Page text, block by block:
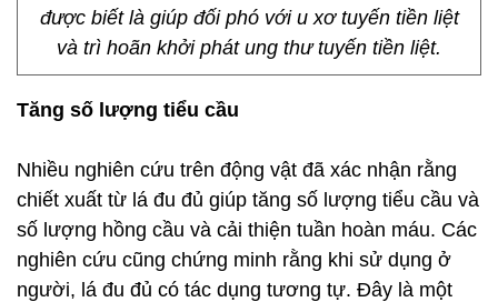
được biết là giúp đối phó với u xơ tuyến tiền liệt
và trì hoãn khởi phát ung thư tuyến tiền liệt.
Tăng số lượng tiểu cầu
Nhiều nghiên cứu trên động vật đã xác nhận rằng
chiết xuất từ lá đu đủ giúp tăng số lượng tiểu cầu và
số lượng hồng cầu và cải thiện tuần hoàn máu. Các
nghiên cứu cũng chứng minh rằng khi sử dụng ở
người, lá đu đủ có tác dụng tương tự. Đây là một